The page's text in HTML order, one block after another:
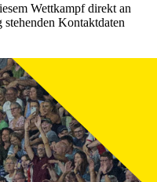
Wettkampf direkt an
Kontaktdaten